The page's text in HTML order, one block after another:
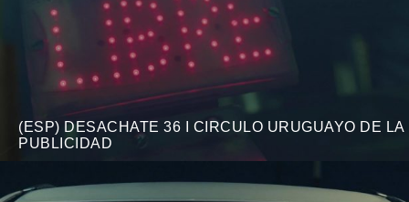
(ESP) DESACHATE 36 I CIRCULO URUGUAYO DE LA
PUBLICIDAD